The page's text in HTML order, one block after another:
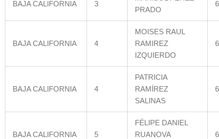
BAJA CALIFORNIA 3
PRADO
BAJA CALIFORNIA 4
MOISES RAUL
RAMIREZ
IZQUIERDO
BAJA CALIFORNIA 4
PATRICIA
RAMÍREZ
SALINAS
BAJA CALIFORNIA 5
FÉLIPE DANIEL
RUANOVA